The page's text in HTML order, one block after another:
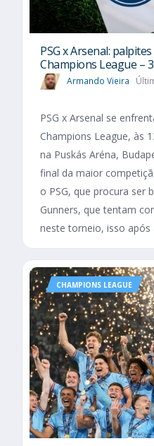
PSG x Arsenal:
Champions League –
Armando Vieira
PSG x Arsenal se
Champions League, às
na Puskás Aréna,
final da maior
o PSG, que procura ser
Gunners, que tentam
neste torneio, isso após
CHAMPIONS LEAGUE